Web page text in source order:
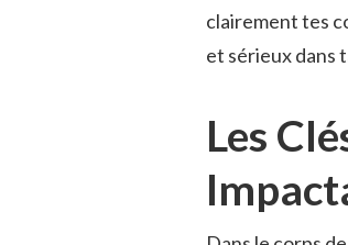
clairement tes
et sérieux dans
Les